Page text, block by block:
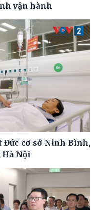
vận hành
Đức cơ sở Ninh Bình,
Nội